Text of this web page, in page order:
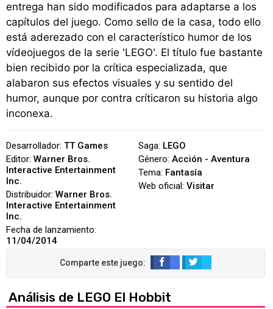
entrega han sido modificados para adaptarse a los
capítulos del juego. Como sello de la casa, todo ello
está aderezado con el característico humor de los
vídeojuegos de la serie 'LEGO'. El título fue bastante
bien recibido por la crítica especializada, que
alabaron sus efectos visuales y su sentido del
humor, aunque por contra críticaron su historia algo
inconexa.
Desarrollador: TT Games
Editor: Warner Bros.
Interactive Entertainment
Inc.
Distribuidor: Warner Bros.
Interactive Entertainment
Inc.
Fecha de lanzamiento:
11/04/2014
Saga: LEGO
Género: Acción - Aventura
Tema: Fantasía
Web oficial: Visitar
Análisis de LEGO El Hobbit